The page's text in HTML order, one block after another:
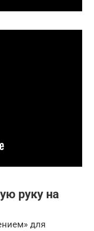
руку на
для